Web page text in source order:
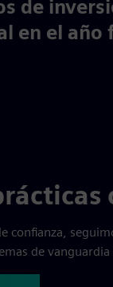
de
en el año
confianza,
de